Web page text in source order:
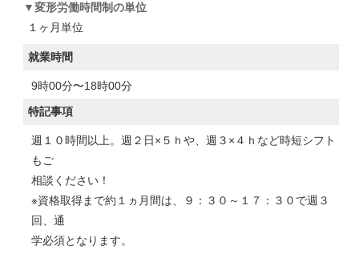
変形労働時間制の単位
１ヶ月単位
就業時間
9時00分〜18時00分
特記事項
週１０時間以上。週２日×５ｈや、週３×４ｈなど時短シフト
もご
相談ください！
※資格取得まで約１ヵ月間は、９：３０～１７：３０で週３
回、通
学必須となります。